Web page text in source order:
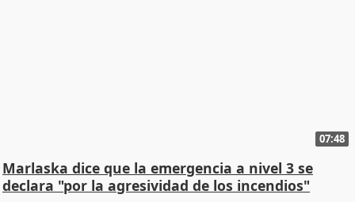
07:48
Marlaska dice que la emergencia a nivel 3 se
declara "por la agresividad de los incendios"